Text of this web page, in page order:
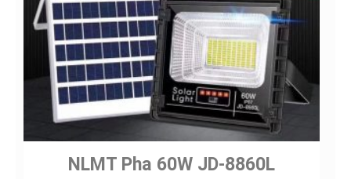
NLMT Pha 60W JD-8860L